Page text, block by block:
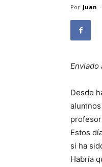
Por Juan -
Enviado
Desde
Estos
si ha
Habría